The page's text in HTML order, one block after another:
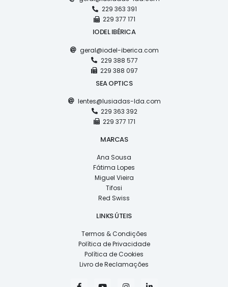
229 363 391
229 377 171
IODEL IBÉRICA
geral@iodel-iberica.com
229 388 577
229 388 097
SEA OPTICS
lentes@lusiadas-lda.com
229 363 392
229 377 171
MARCAS
Ana Sousa
Fátima Lopes
Miguel Vieira
Tifosi
Red Swiss
LINKS ÚTEIS
Termos & Condições
Política de Privacidade
Política de Cookies
Livro de Reclamações
F Y I